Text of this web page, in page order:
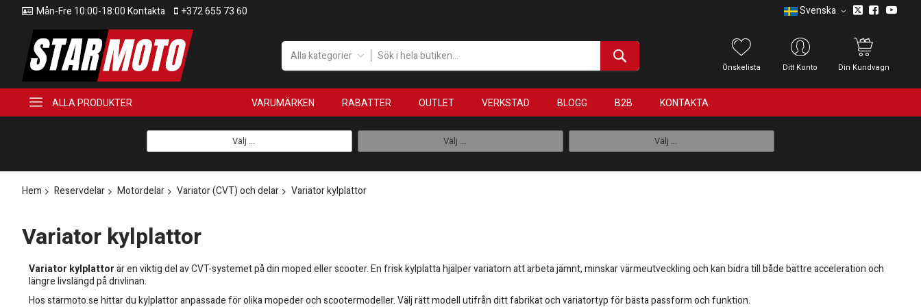
Mån-Fre 10:00-18:00 Kontakta +372 655 73 60 Svenska
Alla kategorier
Önskelista Ditt Konto Din Kundvagn
ALLA PRODUKTER VARUMÄRKEN RABATTER OUTLET VERKSTAD BLOGG B2B KONTAKTA
Välj ... Välj ... Välj ...
Hem Reservdelar Motordelar Variator (CVT) och delar Variator kylplattor
Variator kylplattor
Variator kylplattorär en viktig del av CVT-systemet på din moped eller scooter. En frisk kylplatta hjälper variatorn att arbeta jämnt, minskar värmeutveckling och kan bidra till både bättre acceleration och
längre livslängd på drivlinan.
Hos starmoto.se hittar du kylplattor anpassade för olika mopeder och scootermodeller. Välj rätt modell utifrån ditt fabrikat och variatortyp för bästa passform och funktion.